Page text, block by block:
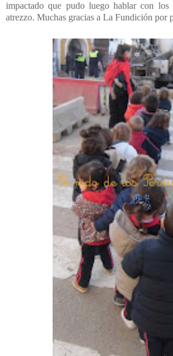
impactado que pudo luego hablar con
atrezzo. Muchas gracias a La Fundición por